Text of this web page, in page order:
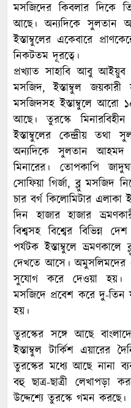
মসজিদের কিবলার দিকে
আছে। অন্যদিকে সুলতান
ইস্তাম্বুলের একেবারে
নিকটতম দূরত্বে।
প্রখ্যাত সাহাবি আবু আইয়ুব
মসজিদ, ইস্তাম্বুল জয়কারী
মসজিদসহ ইস্তাম্বুলে আরো
আছে। তুরস্কে
ইস্তাম্বুলের কেন্দ্রীয় তথা
অন্যদিকে সুলতান
মিনারের। তোপকাপি
সোফিয়া গির্জা, ব্লু মসজিদ
চার বর্গ কিলোমিটার এলাকা
দিন হাজার হাজার
বিশ্বসহ বিশ্বের বিভিন্ন
পর্যটক ইস্তাম্বুলে
দেখতে আসে। অমুসলিমদের
সুযোগ করে দেওয়া হয়।
মসজিদে প্রবেশ করে দু-তিন
হয়।
তুরস্কের সঙ্গে আছে
ইস্তাম্বুল টার্কিশ এয়ারের
তুরস্কের মধ্যে আছে নানা
বহু ছাত্র-ছাত্রী লেখাপড়া
উদ্দেশ্যে তুরস্কে গমন করছে।